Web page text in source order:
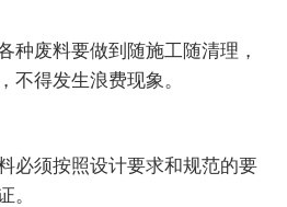
种废料要做到随施工随清理，
不得发生浪费现象。
必须按照设计要求和规范的要
。